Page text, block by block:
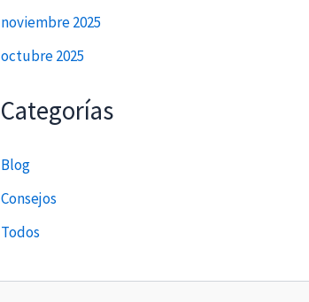
noviembre 2025
octubre 2025
Categorías
Blog
Consejos
Todos